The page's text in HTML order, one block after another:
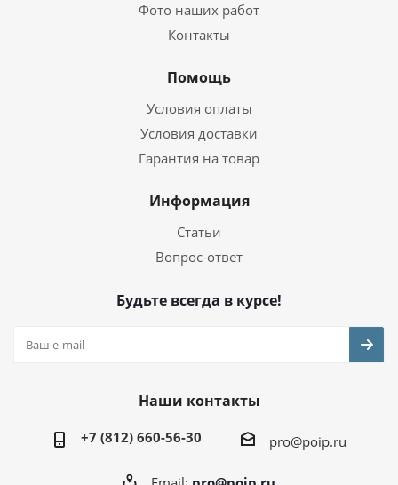
Фото наших работ
Контакты
Помощь
Условия оплаты
Условия доставки
Гарантия на товар
Информация
Статьи
Вопрос-ответ
Будьте всегда в курсе!
Наши контакты
+7 (812) 660-56-30 pro@poip.ru